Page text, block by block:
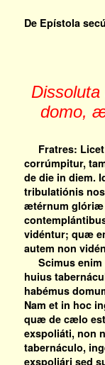
De Epístola
domo,
Fratres: Licet
corrúmpitur,
de die in diem.
tribulatiónis
ætérnum glóriæ
vidéntur; quæ
autem non
Scimus enim
huius
habémus
Nam et in hoc
quæ de cælo
exspoliáti, non
tabernáculo,
exspoliári sed